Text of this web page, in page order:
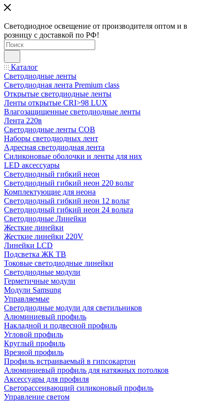
Светодиодное освещение от производителя оптом и в
розницу с доставкой по РФ!
Каталог
Светодиодные ленты
Светодиодная лента Premium class
Открытые светодиодные ленты
Ленты открытые CRI>98 LUX
Влагозащищенные светодиодные ленты
Лента 220в
Светодиодные ленты COB
Наборы светодиодных лент
Адресная светодиодная лента
Силиконовые оболочки и ленты для них
LED аксессуары
Светодиодный гибкий неон
Светодиодный гибкий неон 220 вольт
Комплектующие для неона
Светодиодный гибкий неон 12 вольт
Светодиодный гибкий неон 24 вольта
Светодиодные Линейки
Жесткие линейки
Жесткие линейки 220V
Линейки LCD
Подсветка ЖК ТВ
Токовые светодиодные линейки
Светодиодные модули
Герметичные модули
Модули Samsung
Управляемые
Светодиодные модули для светильников
Алюминиевый профиль
Накладной и подвесной профиль
Угловой профиль
Круглый профиль
Врезной профиль
Профиль встраиваемый в гипсокартон
Алюминиевый профиль для натяжных потолков
Аксессуары для профиля
Светорассеивающий силиконовый профиль
Управление светом